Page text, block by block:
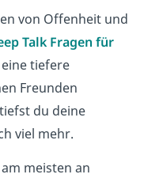
von Offenheit und
Talk Fragen für
tiefere
Freunden
du deine
viel mehr.
meisten an